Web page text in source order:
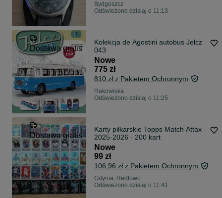
Bydgoszcz
Odświeżono dzisiaj o 11:13
Dostawa gratis
Kolekcja de Agostini autobus Jelcz
043
Nowe
775 zł
810 zł z Pakietem Ochronnym
Rakowiska
Odświeżono dzisiaj o 11:25
Dostawa gratis
Karty piłkarskie Topps Match Attax
2025-2026 - 200 kart
Nowe
99 zł
106,96 zł z Pakietem Ochronnym
Gdynia, Redłowo
Odświeżono dzisiaj o 11:41